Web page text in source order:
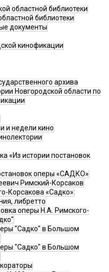
областной библиотеки
библиотеки
документы
кинофикации
архива
Новгородской области по
и недели кино
«Из истории постановок
оперы «САДКО»
Римский-Корсаков
Корсакова «Садко»:
либретто
оперы Н.А. Римского-
"Садко" в Большом
"Садко" в Большом